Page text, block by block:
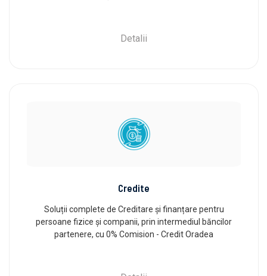
Detalii
Credite
Soluții complete de Creditare și finanțare pentru
persoane fizice și companii, prin intermediul băncilor
partenere, cu 0% Comision - Credit Oradea